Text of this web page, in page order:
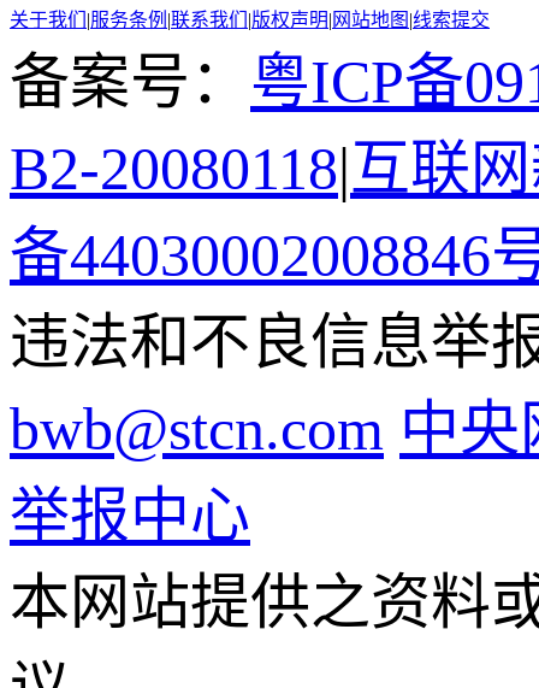
关于我们 |服务条例 |联系我们 |版权声明| 网站地图 |线索提交
备案号： 粤ICP备
B2-20080118|互联
备44030002008846
违法和不良信息举
bwb@stcn.com 中
举报中心
本网站提供之资料